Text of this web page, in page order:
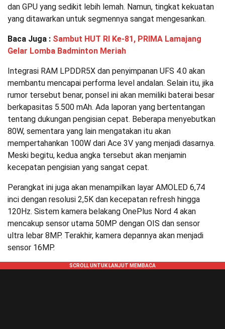
dan GPU yang sedikit lebih lemah. Namun, tingkat kekuatan
yang ditawarkan untuk segmennya sangat mengesankan.
Baca Juga : Sambut HUT RI Ke-81, PRIMA Lamajang
Gelar Lomba Badminton Meriah
Integrasi RAM LPDDR5X dan penyimpanan UFS 4.0 akan
membantu mencapai performa level andalan. Selain itu, jika
rumor tersebut benar, ponsel ini akan memiliki baterai besar
berkapasitas 5.500 mAh. Ada laporan yang bertentangan
tentang dukungan pengisian cepat. Beberapa menyebutkan
80W, sementara yang lain mengatakan itu akan
mempertahankan 100W dari Ace 3V yang menjadi dasarnya.
Meski begitu, kedua angka tersebut akan menjamin
kecepatan pengisian yang sangat cepat.
Perangkat ini juga akan menampilkan layar AMOLED 6,74
inci dengan resolusi 2,5K dan kecepatan refresh hingga
120Hz. Sistem kamera belakang OnePlus Nord 4 akan
mencakup sensor utama 50MP dengan OIS dan sensor
ultra lebar 8MP. Terakhir, kamera depannya akan menjadi
sensor 16MP.